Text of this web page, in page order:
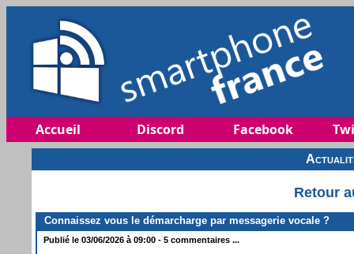
Accueil Discord Facebook
Retour
Connaissez vous le démarcharge par messagerie vocale ?
Publié le 03/06/2026 à 09:00 - 5 commentaires ...